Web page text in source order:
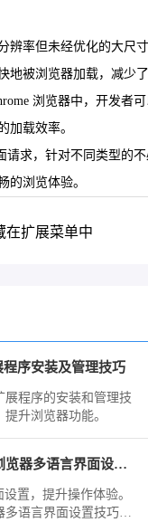
辨率但未经优化的大
被浏览器加载，减少
浏览器中，开发
加载效率。
请求，针对不同类型
的浏览体验。
在扩展菜单中
序安装及管理技巧
展程序的安装和管理技
升浏览器功能。
Google浏览器下载完成后浏览器多语言界面设置技巧
置，提升操作体验。
语言界面设置技巧，